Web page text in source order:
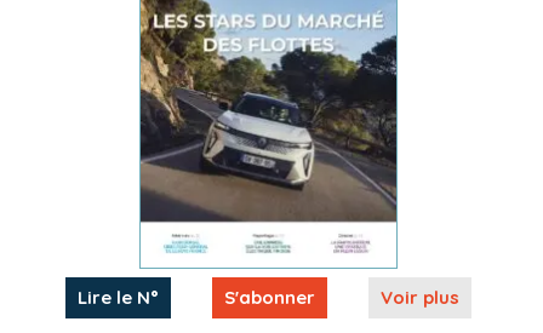
Lire le N° S'abonner Voir plus